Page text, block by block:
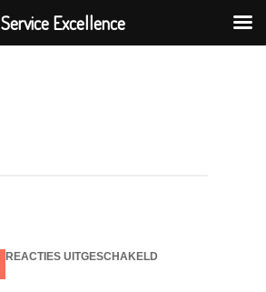
REACTIES UITGESCHAKELD
Service Excellence